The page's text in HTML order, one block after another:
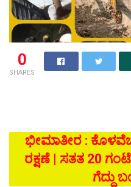
0
SHARES
ಭೀಮಾತೀರ :
ರಕ್ಷಣೆ | ಸತತ 20
ಗೆದ್ದು